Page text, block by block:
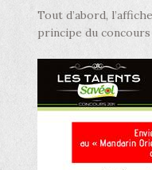
Tout d’abord,
principe du